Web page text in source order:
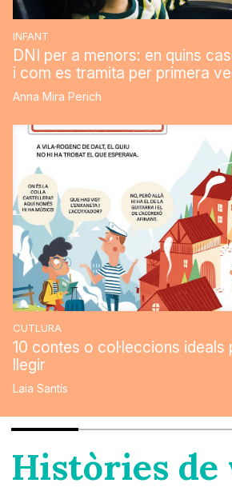
INFANT
DNI per a menors: en quins
i com es tramita per primera
Anna Mira Perich
CUTLURA
10 contes o col·leccions ideals
llegir
Laia Santís
Històries de